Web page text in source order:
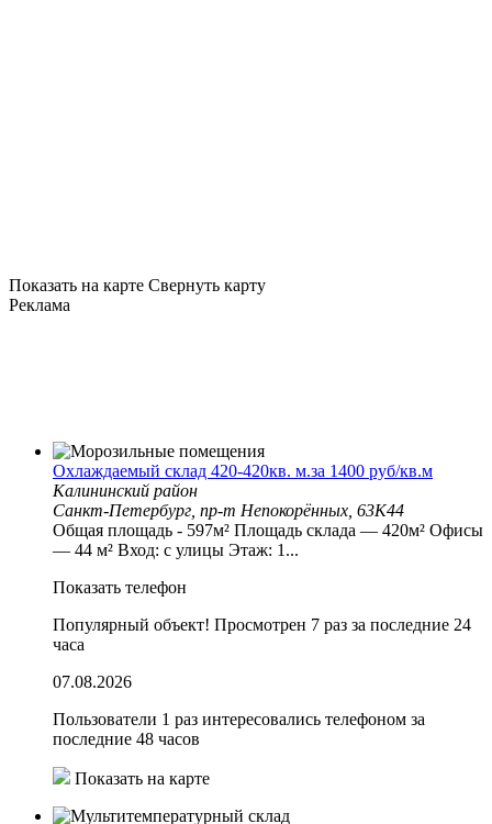
Показать на карте Свернуть карту
Реклама
Охлаждаемый склад 420-420кв. м.за 1400 руб/кв.м
Калининский район
Санкт-Петербург, пр-т Непокорённых, 63К44
Общая площадь - 597м² Плoщадь складa — 420м² Офисы
— 44 м² Вход: с улицы Этаж: 1...
Показать телефон
Популярный объект! Просмотрен 7 раз за последние 24
часа
07.08.2026
Пользователи 1 раз интересовались телефоном за
последние 48 часов
Показать на карте